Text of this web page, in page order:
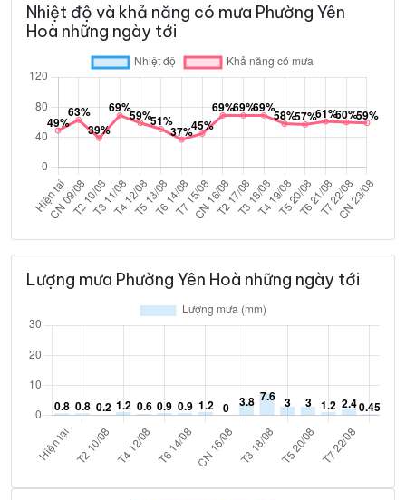
Nhiệt độ và khả năng có mưa Phường Yên
Hoà những ngày tới
Lượng mưa Phường Yên Hoà những ngày tới